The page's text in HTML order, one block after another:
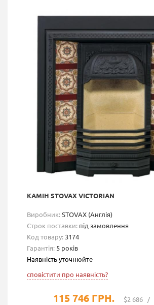
КАМІН STOVAX VICTORIAN
Виробник:STOVAX (Англія)
Строк поставки: під замовлення
Код товару: 3174
Гарантія: 5 років
Наявність уточнюйте
сповістити про наявність?
115 746 ГРН. $2 686 /